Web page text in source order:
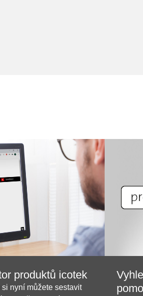
produktů icotek
nyní můžete sestavit